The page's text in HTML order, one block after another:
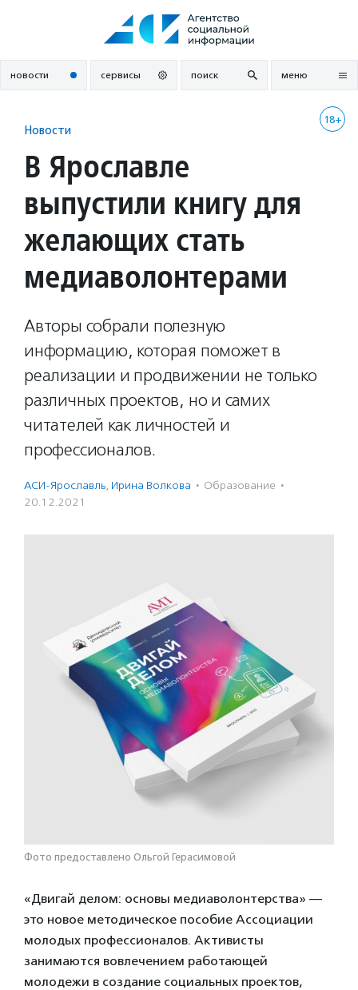
новости сервисы поиск меню
18+
Новости
В Ярославле
выпустили книгу для
желающих стать
медиаволонтерами
Авторы собрали полезную
информацию, которая поможет в
реализации и продвижении не только
различных проектов, но и самих
читателей как личностей и
профессионалов.
АСИ-Ярославль, Ирина Волкова · Образование ·
20.12.2021
Фото предоставлено Ольгой Герасимовой
«Двигай делом: основы медиаволонтерства» —
это новое методическое пособие Ассоциации
молодых профессионалов. Активисты
занимаются вовлечением работающей
молодежи в создание социальных проектов,